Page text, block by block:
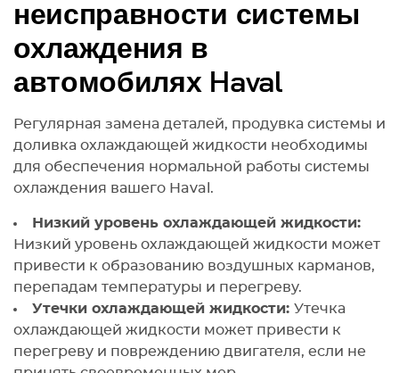
неисправности системы
охлаждения в
автомобилях Haval
Регулярная замена деталей, продувка системы и
доливка охлаждающей жидкости необходимы
для обеспечения нормальной работы системы
охлаждения вашего Haval.
Низкий уровень охлаждающей жидкости:
Низкий уровень охлаждающей жидкости может
привести к образованию воздушных карманов,
перепадам температуры и перегреву.
Утечки охлаждающей жидкости: Утечка
охлаждающей жидкости может привести к
перегреву и повреждению двигателя, если не